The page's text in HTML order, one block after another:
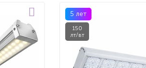
5 лет
150
лт/вт